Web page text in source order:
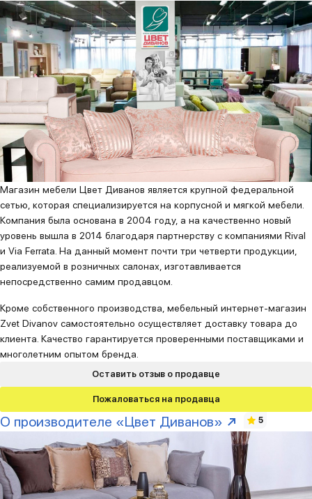
Оставить отзыв о продавце
Пожаловаться на продавца
Магазин мебели Цвет Диванов является крупной федеральной
сетью, которая специализируется на корпусной и мягкой мебели.
Компания была основана в 2004 году, а на качественно новый
уровень вышла в 2014 благодаря партнерству с компаниями Rival
и Via Ferrata. На данный момент почти три четверти продукции,
реализуемой в розничных салонах, изготавливается
непосредственно самим продавцом.
Кроме собственного производства, мебельный интернет-магазин
Zvet Divanov самостоятельно осуществляет доставку товара до
клиента. Качество гарантируется проверенными поставщиками и
многолетним опытом бренда.
О производителе «Цвет Диванов» 5